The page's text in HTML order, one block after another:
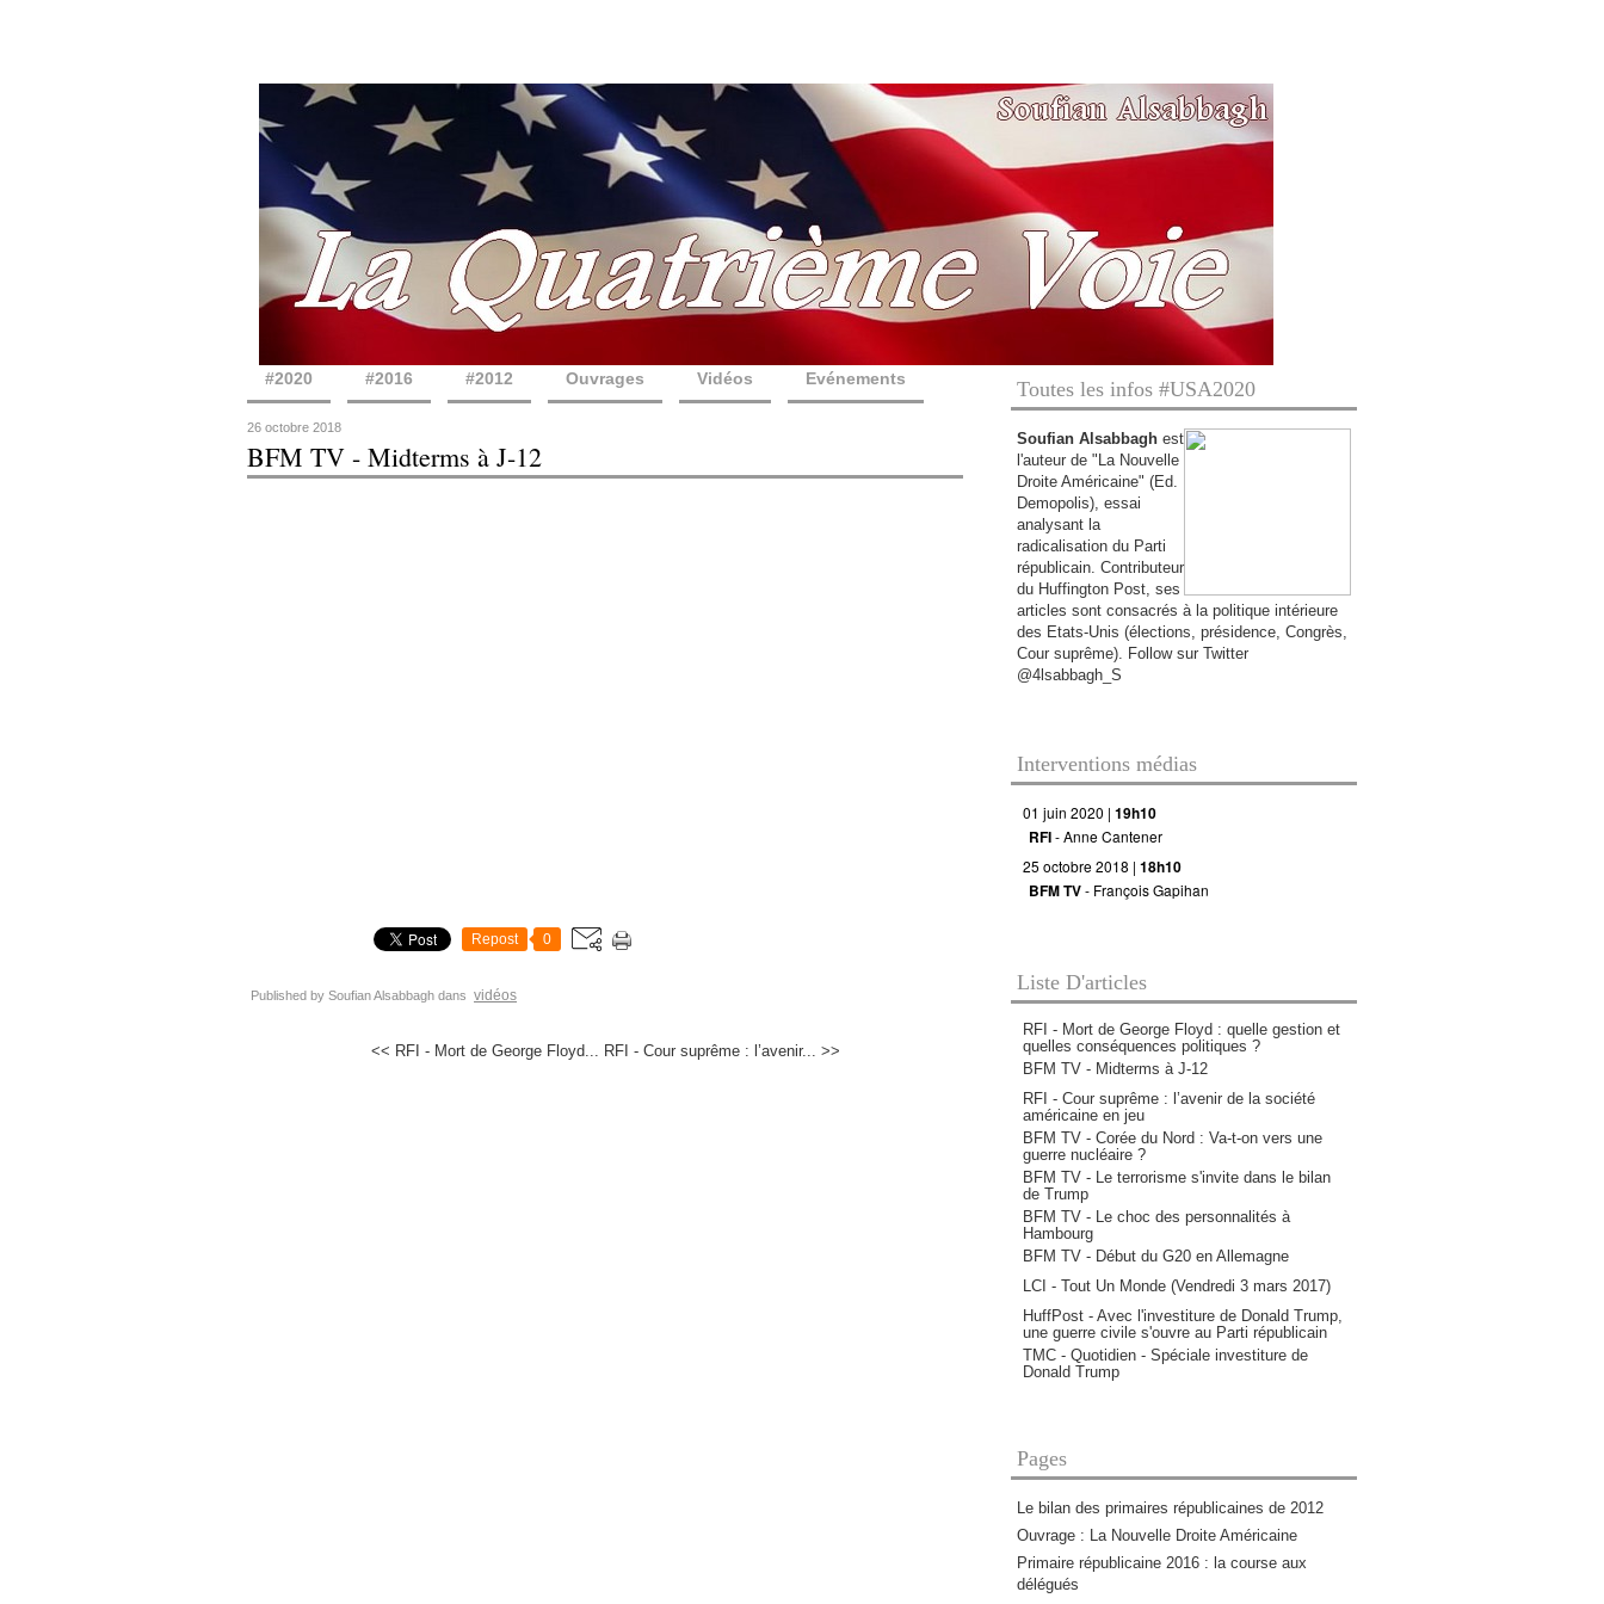
#2020 #2016 #2012 Ouvrages Vidéos Evénements
26 octobre 2018
BFM TV - Midterms à J-12
Repost 0
Published by Soufian Alsabbagh dans vidéos
<< RFI - Mort de George Floyd... RFI - Cour suprême : l’avenir... >>
Toutes les infos #USA2020
Soufian Alsabbagh est
l'auteur de "La Nouvelle
Droite Américaine" (Ed.
Demopolis), essai
analysant la
radicalisation du Parti
républicain. Contributeur
du Huffington Post, ses
articles sont consacrés à la politique intérieure
des Etats-Unis (élections, présidence, Congrès,
Cour suprême). Follow sur Twitter
@4lsabbagh_S
Interventions médias
01 juin 2020 | 19h10
RFI- Anne Cantener
25 octobre 2018 | 18h10
BFM TV- François Gapihan
Liste D'articles
RFI - Mort de George Floyd : quelle gestion et
quelles conséquences politiques ?
BFM TV - Midterms à J-12
RFI - Cour suprême : l’avenir de la société
américaine en jeu
BFM TV - Corée du Nord : Va-t-on vers une
guerre nucléaire ?
BFM TV - Le terrorisme s'invite dans le bilan
de Trump
BFM TV - Le choc des personnalités à
Hambourg
BFM TV - Début du G20 en Allemagne
LCI - Tout Un Monde (Vendredi 3 mars 2017)
HuffPost - Avec l'investiture de Donald Trump,
une guerre civile s'ouvre au Parti républicain
TMC - Quotidien - Spéciale investiture de
Donald Trump
Pages
Le bilan des primaires républicaines de 2012
Ouvrage : La Nouvelle Droite Américaine
Primaire républicaine 2016 : la course aux
délégués